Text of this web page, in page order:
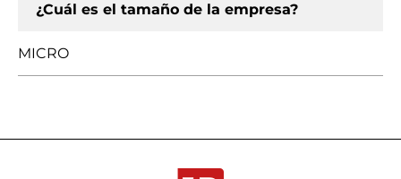
¿Cuál es el tamaño de la empresa?
MICRO